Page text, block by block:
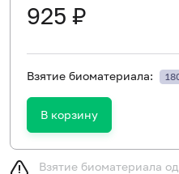
925 ₽
Взятие биоматериала:
В корзину
Взятие биоматериала